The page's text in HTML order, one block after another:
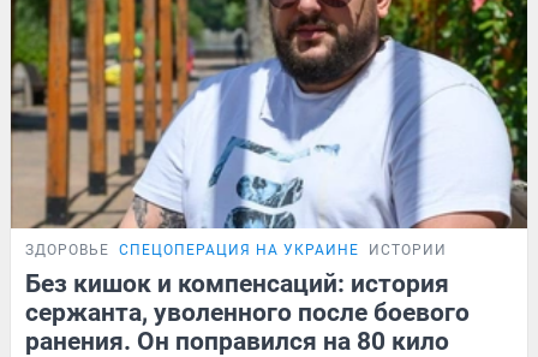
ЗДОРОВЬЕ СПЕЦОПЕРАЦИЯ НА УКРАИНЕ ИСТОРИИ
Без кишок и компенсаций: история
сержанта, уволенного после боевого
ранения. Он поправился на 80 кило